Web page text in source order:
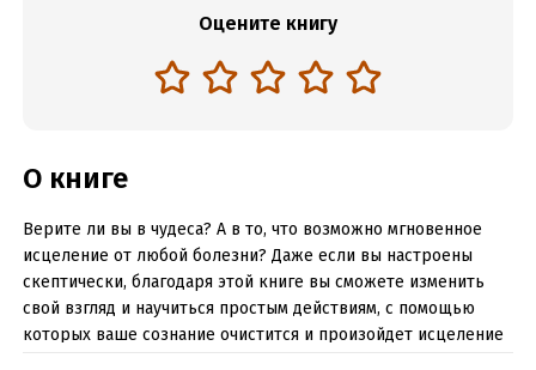
Оцените книгу
О книге
Верите ли вы в чудеса? А в то, что возможно мгновенное
исцеление от любой болезни? Даже если вы настроены
скептически, благодаря этой книге вы сможете изменить
свой взгляд и научиться простым действиям, с помощью
которых ваше сознание очистится и произойдет исцеление